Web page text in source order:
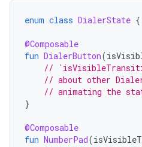
enum class DialerState {
@Composable
fun DialerButton(
//
// about other
// animating the
}
@Composable
fun NumberPad(